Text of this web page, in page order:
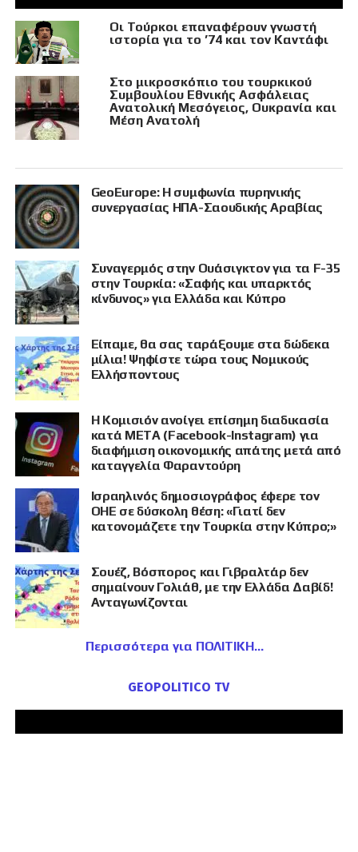
Οι Τούρκοι επαναφέρουν γνωστή
ιστορία για το ’74 και τον Καντάφι
Στο μικροσκόπιο του τουρκικού
Συμβουλίου Εθνικής Ασφάλειας
Ανατολική Μεσόγειος, Ουκρανία και
Μέση Ανατολή
GeoEurope: Η συμφωνία πυρηνικής
συνεργασίας ΗΠΑ-Σαουδικής Αραβίας
Συναγερμός στην Ουάσιγκτον για τα F-35
στην Τουρκία: «Σαφής και υπαρκτός
κίνδυνος» για Ελλάδα και Κύπρο
Είπαμε, θα σας ταράξουμε στα δώδεκα
μίλια! Ψηφίστε τώρα τους Νομικούς
Ελλήσποντους
Η Κομισιόν ανοίγει επίσημη διαδικασία
κατά META (Facebook-Instagram) για
διαφήμιση οικονομικής απάτης μετά από
καταγγελία Φαραντούρη
Ισραηλινός δημοσιογράφος έφερε τον
ΟΗΕ σε δύσκολη θέση: «Γιατί δεν
κατονομάζετε την Τουρκία στην Κύπρο;»
Σουέζ, Βόσπορος και Γιβραλτάρ δεν
σημαίνουν Γολιάθ, με την Ελλάδα Δαβίδ!
Ανταγωνίζονται
Περισσότερα για ΠΟΛΙΤΙΚΗ
GEOPOLITICO TV